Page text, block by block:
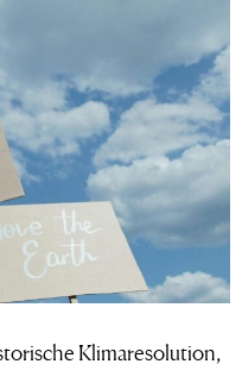
Klimaresolution,